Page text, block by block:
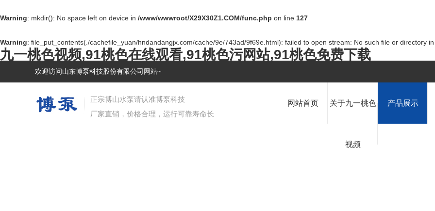
Warning: mkdir(): No space left on device in /www/wwwroot/X29X30Z1.COM/func.php on line 127
Warning: file_put_contents(./cachefile_yuan/hndandangjx.com/cache/9e/743ad/9f69e.html): failed to open stream: No such file or directory
九一桃色视频,91桃色在线观看,91桃色污网站,91桃色免费下载
欢迎访问山东博泵科技股份有限公司网站~
正宗博山水泵请认准博泵科技
厂家直销，价格合理，运行可靠寿命长
网站首页 关于九一桃色
视频
产品展示